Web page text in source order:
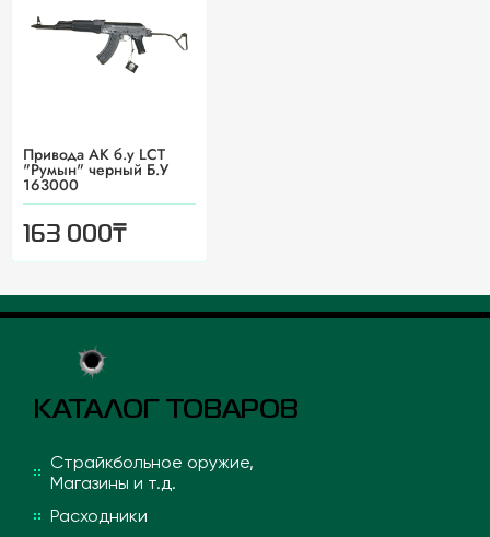
Привода АК б.у LCT
"Румын" черный Б.У
163000
163 000₸
КАТАЛОГ ТОВАРОВ
Страйкбольное оружие,
Магазины и т.д.
Расходники